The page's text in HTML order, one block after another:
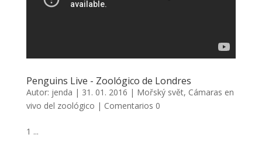
Penguins Live - Zoológico de Londres
Autor: jenda | 31. 01. 2016 | Mořský svět, Cámaras en
vivo del zoológico | Comentarios 0
1 ...